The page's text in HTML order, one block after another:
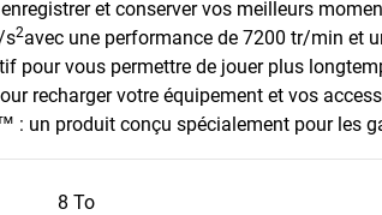
et conserver vos meilleurs
s2avec une performance de 7200 tr/min et
pour vous permettre de jouer plus
recharger votre équipement et vos
: un produit conçu spécialement pour les
8 To